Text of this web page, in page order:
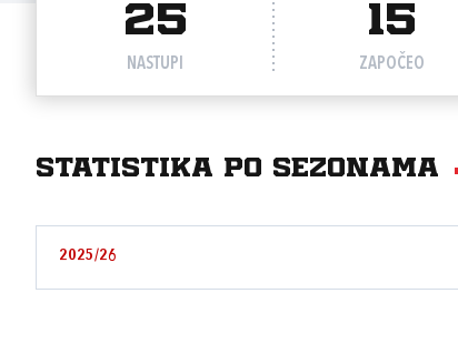
25
NASTUPI
15
ZAPOČEO
Statistika po sezonama
2025/26